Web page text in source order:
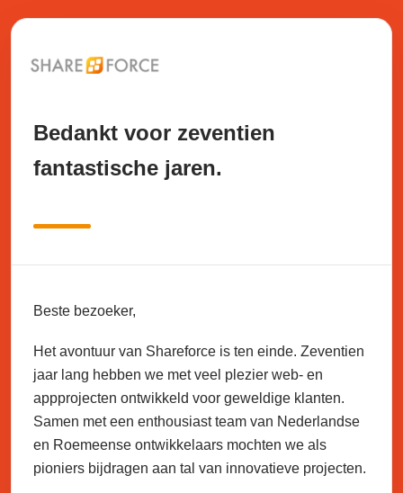
Bedankt voor zeventien
fantastische jaren.
Beste bezoeker,
Het avontuur van Shareforce is ten einde. Zeventien
jaar lang hebben we met veel plezier web- en
appprojecten ontwikkeld voor geweldige klanten.
Samen met een enthousiast team van Nederlandse
en Roemeense ontwikkelaars mochten we als
pioniers bijdragen aan tal van innovatieve projecten.